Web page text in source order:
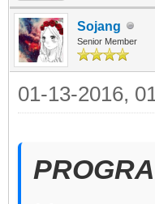
Sojang
Senior Member
01-13-2016,